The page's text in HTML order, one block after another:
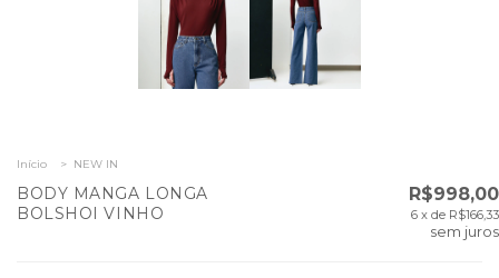
Início > NEW IN
BODY MANGA LONGA
BOLSHOI VINHO
R$998,00
6 x de R$166,33
sem juros